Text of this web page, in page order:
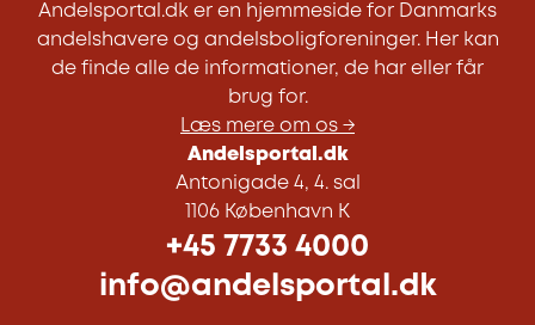
Andelsportal.dk er en hjemmeside for Danmarks
andelshavere og andelsboligforeninger. Her kan
de finde alle de informationer, de har eller får
brug for.
Læs mere om os →
Andelsportal.dk
Antonigade 4, 4. sal
1106 København K
+45 7733 4000
info@andelsportal.dk